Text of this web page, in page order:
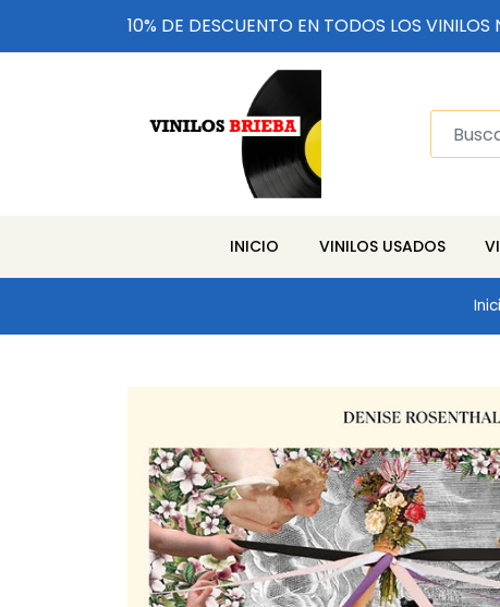
10% DE DESCUENTO EN TODOS LOS VINILOS
INICIO VINILOS USADOS